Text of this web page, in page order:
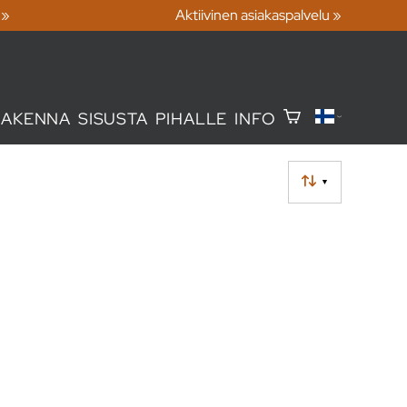
Aktiivinen asiakaspalvelu »
SISUSTA PIHALLE INFO
▼